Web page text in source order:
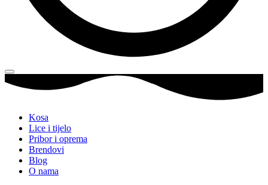
Kosa
Lice i tijelo
Pribor i oprema
Brendovi
Blog
O nama